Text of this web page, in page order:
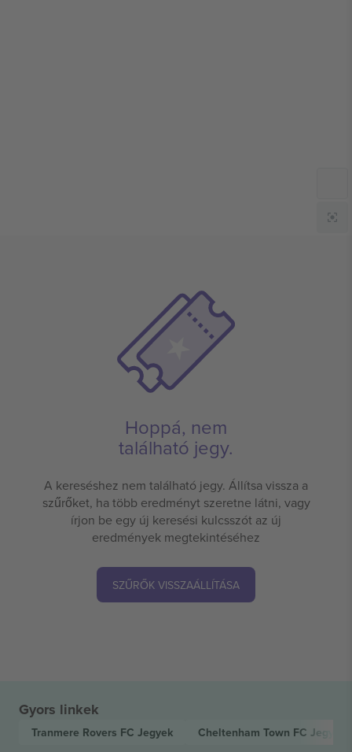
Hoppá, nem
található jegy.
A kereséshez nem található jegy. Állítsa vissza a
szűrőket, ha több eredményt szeretne látni, vagy
írjon be egy új keresési kulcsszót az új
eredmények megtekintéséhez
SZŰRŐK VISSZAÁLLÍTÁSA
Gyors linkek
Tranmere Rovers FC Jegyek Cheltenham Town FC Jegyek